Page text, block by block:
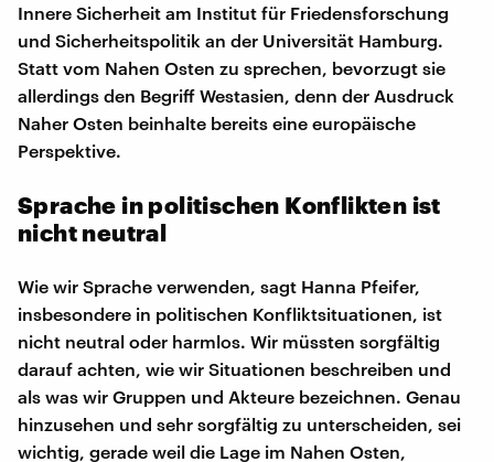
Innere Sicherheit am Institut für Friedensforschung
und Sicherheitspolitik an der Universität Hamburg.
Statt vom Nahen Osten zu sprechen, bevorzugt sie
allerdings den Begriff Westasien, denn der Ausdruck
Naher Osten beinhalte bereits eine europäische
Perspektive.
Sprache in politischen Konflikten ist
nicht neutral
Wie wir Sprache verwenden, sagt Hanna Pfeifer,
insbesondere in politischen Konfliktsituationen, ist
nicht neutral oder harmlos. Wir müssten sorgfältig
darauf achten, wie wir Situationen beschreiben und
als was wir Gruppen und Akteure bezeichnen. Genau
hinzusehen und sehr sorgfältig zu unterscheiden, sei
wichtig, gerade weil die Lage im Nahen Osten,